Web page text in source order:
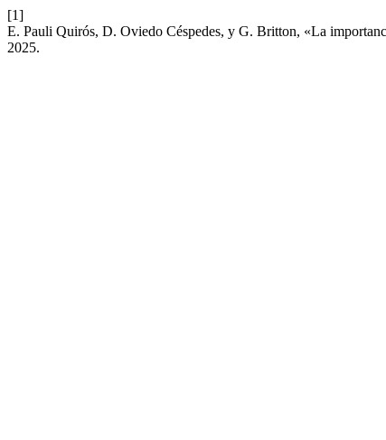
[1]
E. Pauli Quirós, D. Oviedo Céspedes, y G. Britton, «La
2025.